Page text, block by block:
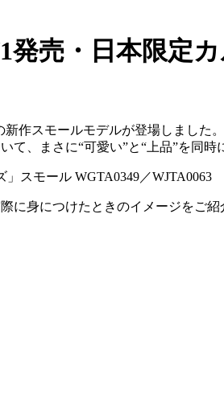
発売・日本限定
新作スモールモデルが登場しました
、まさに“可愛い”と“上品”を同時
に身につけたときのイメージをご紹